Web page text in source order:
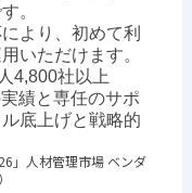
。
より、初めて利
いただけます。
4,800社以上
績と専任のサポ
底上げと戦略的
」人材管理市場 ベンダ